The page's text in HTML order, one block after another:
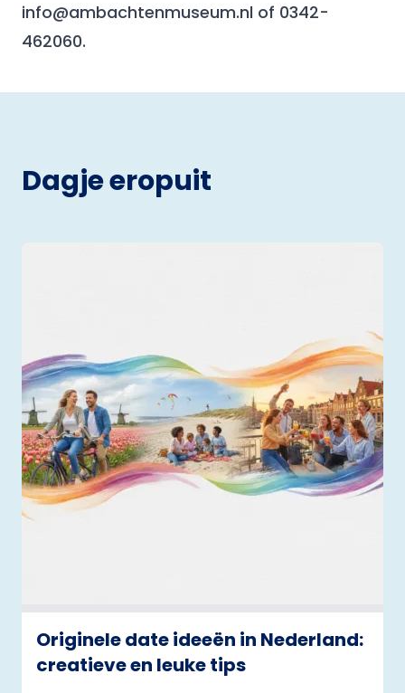
info@ambachtenmuseum.nl of 0342-
462060.
Dagje eropuit
Originele date ideeën in Nederland:
creatieve en leuke tips